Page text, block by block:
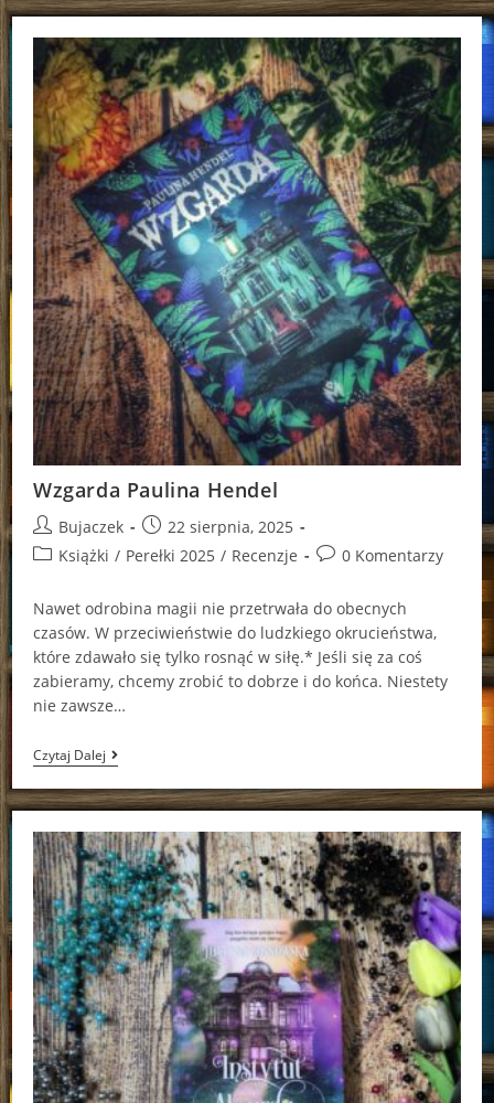
Tajemniczego
Eliksirów
Lorrie
Kim
Wzgarda Paulina Hendel
Post
author:
Bujaczek
Post
published:
22 sierpnia, 2025
PostKsiążki / Perełki 2025 / Recenzje
Post0 Komentarzy
Nawet odrobina magii nie przetrwała do obecnych
czasów. W przeciwieństwie do ludzkiego okrucieństwa,
które zdawało się tylko rosnąć w siłę.* Jeśli się za coś
zabieramy, chcemy zrobić to dobrze i do końca. Niestety
nie zawsze…
Czytaj DalejWzgarda
Paulina
Hendel